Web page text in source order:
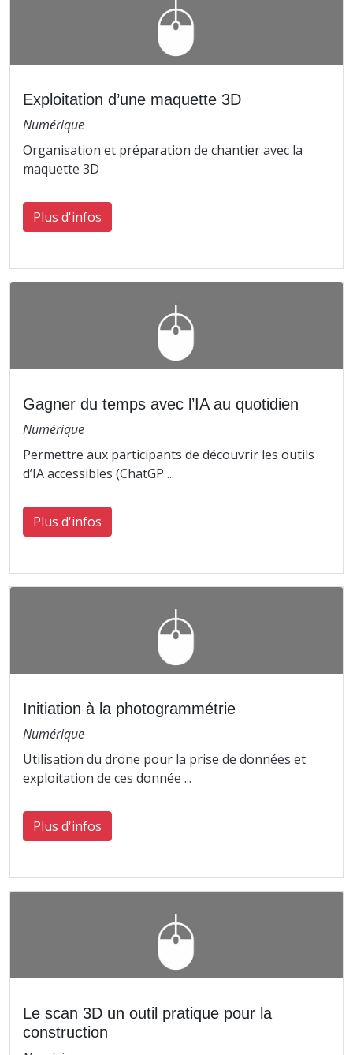
Exploitation d’une maquette 3D
Numérique
Organisation et préparation de chantier avec la
maquette 3D
Plus d'infos
Gagner du temps avec l’IA au quotidien
Numérique
Permettre aux participants de découvrir les outils
d’IA accessibles (ChatGP ...
Plus d'infos
Initiation à la photogrammétrie
Numérique
Utilisation du drone pour la prise de données et
exploitation de ces donnée ...
Plus d'infos
Le scan 3D un outil pratique pour la
construction